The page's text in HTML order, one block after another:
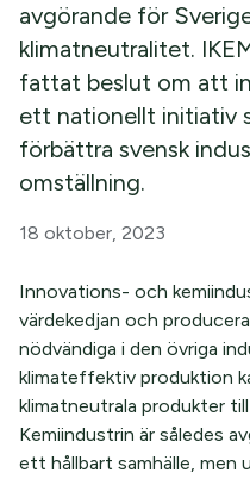
avgörande för
klimatneutralitet.
fattat beslut om att
ett nationellt initiativ
förbättra svensk
omställning.
18 oktober, 2023
Innovations- och
värdekedjan och
nödvändiga i den övriga
klimateffektiv produktion
klimatneutrala produkter
Kemiindustrin är således
ett hållbart samhälle, men